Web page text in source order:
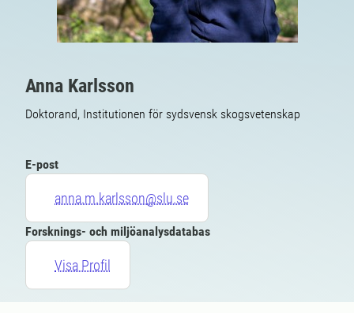
Anna Karlsson
Doktorand, Institutionen för sydsvensk skogsvetenskap
E-post
anna.m.karlsson@slu.se
Forsknings- och miljöanalysdatabas
Visa Profil